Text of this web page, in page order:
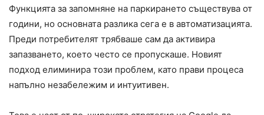
Функцията за запомняне на паркирането съществува от
години, но основната разлика сега е в автоматизацията.
Преди потребителят трябваше сам да активира
запазването, което често се пропускаше. Новият
подход елиминира този проблем, като прави процеса
напълно незабележим и интуитивен.